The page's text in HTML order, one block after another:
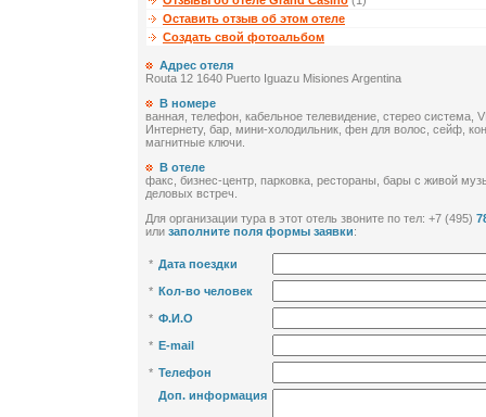
Оставить отзыв об этом отеле
Создать свой фотоальбом
Адрес отеля
Routa 12 1640 Puerto Iguazu Misiones Argentina
В номере
ванная, телефон, кабельное телевидение, стерео система,
Интернету, бар, мини-холодильник, фен для волос, сейф,
магнитные ключи.
В отеле
факс, бизнес-центр, парковка, рестораны, бары с живой
деловых встреч.
Для организации тура в этот отель звоните по тел: +7 (495)
или заполните поля формы заявки:
* Дата поездки
* Кол-во человек
* Ф.И.О
* E-mail
* Телефон
Доп. информация